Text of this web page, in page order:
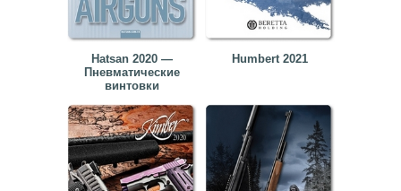
Hatsan 2020 —
Пневматические
винтовки
Humbert 2021